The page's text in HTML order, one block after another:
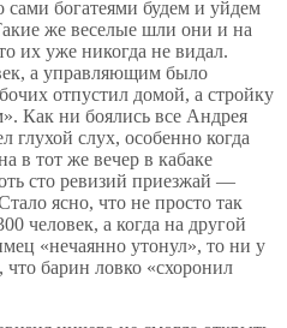
сами богатеями будем и уйдем
же веселые шли они и на
их уже никогда не видал.
а управляющим было
отпустил домой, а стройку
Как ни боялись все Андрея
слух, особенно когда
в тот же вечер в кабаке
сто ревизий приезжай —
ясно, что не просто так
человек, а когда на другой
«нечаянно утонул», то ни у
барин ловко «схоронил